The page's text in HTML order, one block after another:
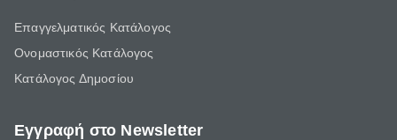
Επαγγελματικός Κατάλογος
Ονομαστικός Κατάλογος
Κατάλογος Δημοσίου
Εγγραφή στο Newsletter